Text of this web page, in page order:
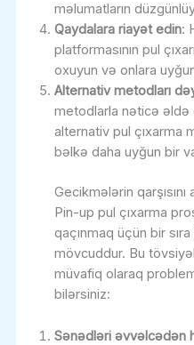
məlumatların
Qaydalara riayət edin:
platformasının pul
oxuyun və onlara
Alternativ metodları
metodlarla nəticə əldə
alternativ pul çıxarma
bəlkə daha uyğun bir
Gecikmələrin
Pin-up pul çıxarma
qaçınmaq üçün bir
mövcuddur. Bu
müvafiq olaraq
bilərsiniz:
Sənədləri əvvəlcədən